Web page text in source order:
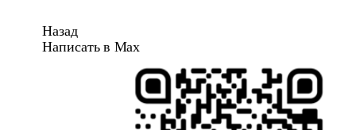
Назад
Написать в Max